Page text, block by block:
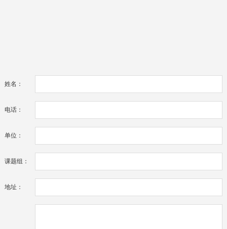
姓名：
电话：
单位：
课题组：
地址：